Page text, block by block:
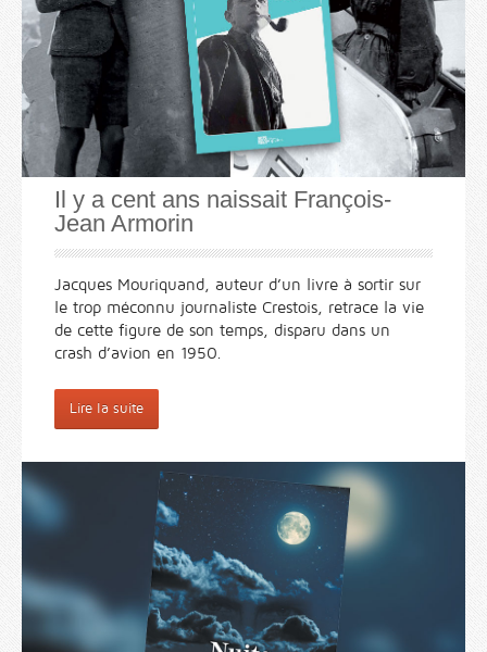
Il y a cent ans naissait François-
Jean Armorin
Jacques Mouriquand, auteur d’un livre à sortir sur
le trop méconnu journaliste Crestois, retrace la vie
de cette figure de son temps, disparu dans un
crash d’avion en 1950.
Lire la suite